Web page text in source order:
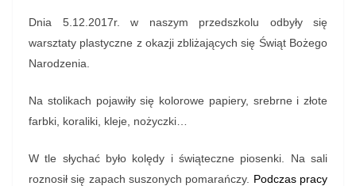
Dnia 5.12.2017r. w naszym przedszkolu odbyły się
warsztaty plastyczne z okazji zbliżających się Świąt Bożego
Narodzenia.
Na stolikach pojawiły się kolorowe papiery, srebrne i złote
farbki, koraliki, kleje, nożyczki…
W tle słychać było kolędy i świąteczne piosenki. Na sali
roznosił się zapach suszonych pomarańczy. Podczas pracy